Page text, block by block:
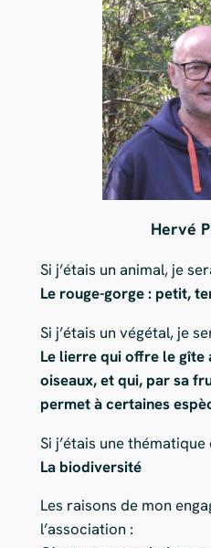
Hervé
Si j’étais un animal, je
Le rouge-gorge : petit,
Si j’étais un végétal, je
Le lierre qui offre le gîte
oiseaux, et qui, par sa
permet à certaines
Si j’étais une thématique
La biodiversité
Les raisons de mon
l’association :